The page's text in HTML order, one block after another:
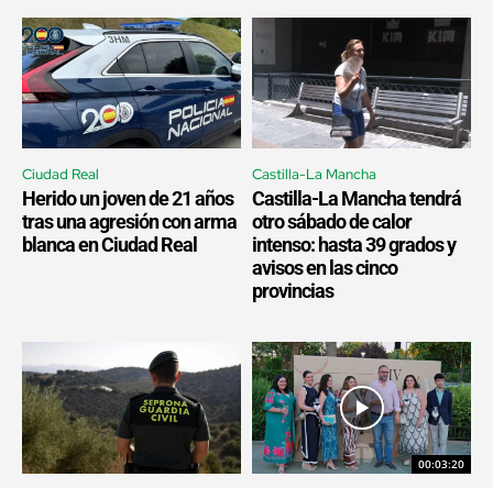
Ciudad Real
Herido un joven de 21 años
tras una agresión con arma
blanca en Ciudad Real
Castilla-La Mancha
Castilla-La Mancha tendrá
otro sábado de calor
intenso: hasta 39 grados y
avisos en las cinco
provincias
00:03:20